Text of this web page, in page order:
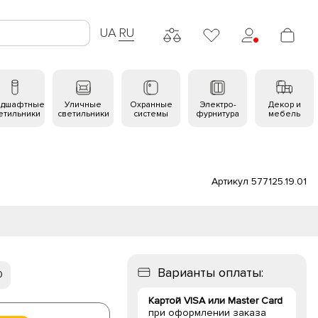
UA RU
Уличные
светильники
Охранные
системы
Электро-
фурнитура
Декор и
мебель
Артикул 577125.19.01
Варианты оплаты:
Картой VISA или Master Card
при оформлении заказа